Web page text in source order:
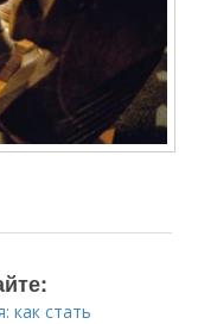
как стать